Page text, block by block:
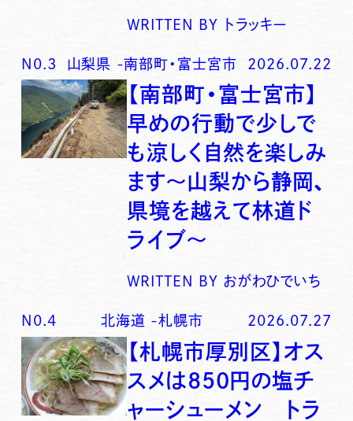
WRITTEN BY トラッキー
N0. 3 山梨県 -南部町・富士宮市 2026.07.22
【南部町・富士宮市】
早めの行動で少しで
も涼しく自然を楽しみ
ます〜山梨から静岡、
県境を越えて林道ド
ライブ〜
WRITTEN BY おがわひでいち
N0.4 北海道 -札幌市 2026.07.27
【札幌市厚別区】オス
スメは850円の塩チ
ャーシューメン トラ